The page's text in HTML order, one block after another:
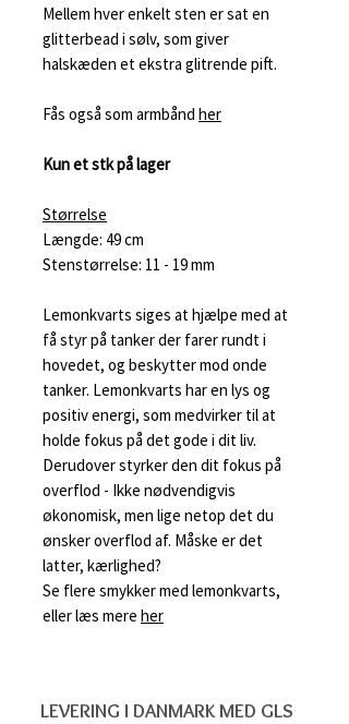
Mellem hver enkelt sten er sat en
glitterbead i sølv, som giver
halskæden et ekstra glitrende pift.
Fås også som armbånd her
Kun et stk på lager
Størrelse
Længde: 49 cm
Stenstørrelse: 11 - 19 mm
Lemonkvarts siges at hjælpe med at
få styr på tanker der farer rundt i
hovedet, og beskytter mod onde
tanker. Lemonkvarts har en lys og
positiv energi, som medvirker til at
holde fokus på det gode i dit liv.
Derudover styrker den dit fokus på
overflod - Ikke nødvendigvis
økonomisk, men lige netop det du
ønsker overflod af. Måske er det
latter, kærlighed?
Se flere smykker med lemonkvarts,
eller læs mere her
LEVERING I DANMARK MED GLS